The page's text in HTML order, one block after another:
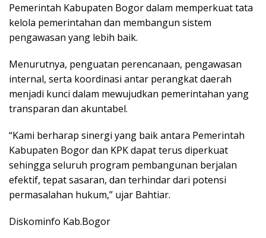
Pemerintah Kabupaten Bogor dalam memperkuat tata
kelola pemerintahan dan membangun sistem
pengawasan yang lebih baik.
Menurutnya, penguatan perencanaan, pengawasan
internal, serta koordinasi antar perangkat daerah
menjadi kunci dalam mewujudkan pemerintahan yang
transparan dan akuntabel.
“Kami berharap sinergi yang baik antara Pemerintah
Kabupaten Bogor dan KPK dapat terus diperkuat
sehingga seluruh program pembangunan berjalan
efektif, tepat sasaran, dan terhindar dari potensi
permasalahan hukum,” ujar Bahtiar.
Diskominfo Kab.Bogor